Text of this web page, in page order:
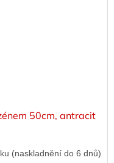
50cm, antracit
(naskladnění do 6 dnů)